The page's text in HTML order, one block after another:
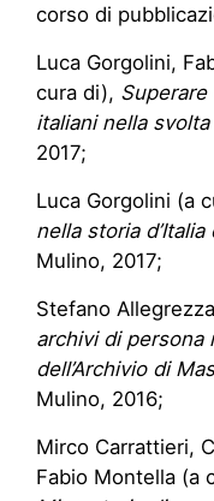
corso di
Luca Gorgolini,
cura di), Superare
italiani nella svolta
2017;
Luca Gorgolini (a
nella storia
Mulino, 2017;
Stefano
archivi di persona
dell’Archivio di
Mulino, 2016;
Mirco Carrattieri,
Fabio Montella (a